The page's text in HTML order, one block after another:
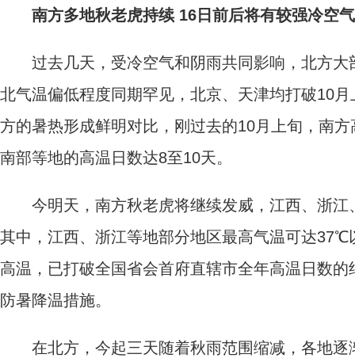
南方多地秋老虎持续 16日前后将有较强冷空
过去几天，受冷空气和阴雨共同影响，北方大
北气温偏低程度同期罕见，北京、天津均打破10
方的暑热形成鲜明对比，刚过去的10月上旬，南
南部等地的高温日数达8至10天。
今明天，南方秋老虎将继续发威，江西、浙江
其中，江西、浙江等地部分地区最高气温可达
高温，已打破全国省会首府直辖市全年高温日数
防暑降温措施。
在北方，今起三天随着秋雨范围缩减，各地逐